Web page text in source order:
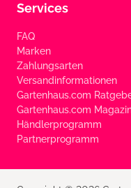
Services
FAQ
Marken
Zahlungsarten
Versandinformationen
Gartenhaus.com
Gartenhaus.com
Händlerprogramm
Partnerprogramm